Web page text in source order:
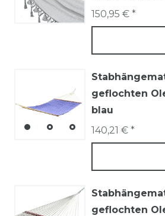
150,95 € *
geflochten
blau
140,21 € *
geflochten